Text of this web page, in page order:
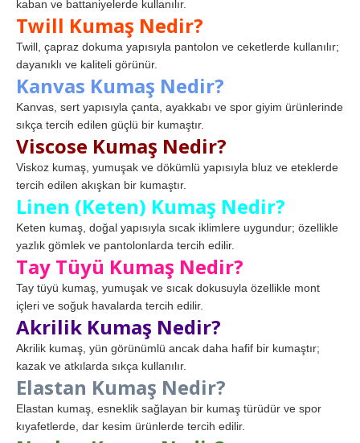
kaban ve battaniyelerde kullanılır.
Twill Kumaş Nedir?
Twill, çapraz dokuma yapısıyla pantolon ve ceketlerde kullanılır;
dayanıklı ve kaliteli görünür.
Kanvas Kumaş Nedir?
Kanvas, sert yapısıyla çanta, ayakkabı ve spor giyim ürünlerinde
sıkça tercih edilen güçlü bir kumaştır.
Viscose Kumaş Nedir?
Viskoz kumaş, yumuşak ve dökümlü yapısıyla bluz ve eteklerde
tercih edilen akışkan bir kumaştır.
Linen (Keten) Kumaş Nedir?
Keten kumaş, doğal yapısıyla sıcak iklimlere uygundur; özellikle
yazlık gömlek ve pantolonlarda tercih edilir.
Tay Tüyü Kumaş Nedir?
Tay tüyü kumaş, yumuşak ve sıcak dokusuyla özellikle mont
içleri ve soğuk havalarda tercih edilir.
Akrilik Kumaş Nedir?
Akrilik kumaş, yün görünümlü ancak daha hafif bir kumaştır;
kazak ve atkılarda sıkça kullanılır.
Elastan Kumaş Nedir?
Elastan kumaş, esneklik sağlayan bir kumaş türüdür ve spor
kıyafetlerde, dar kesim ürünlerde tercih edilir.